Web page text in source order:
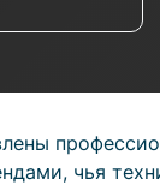
чья